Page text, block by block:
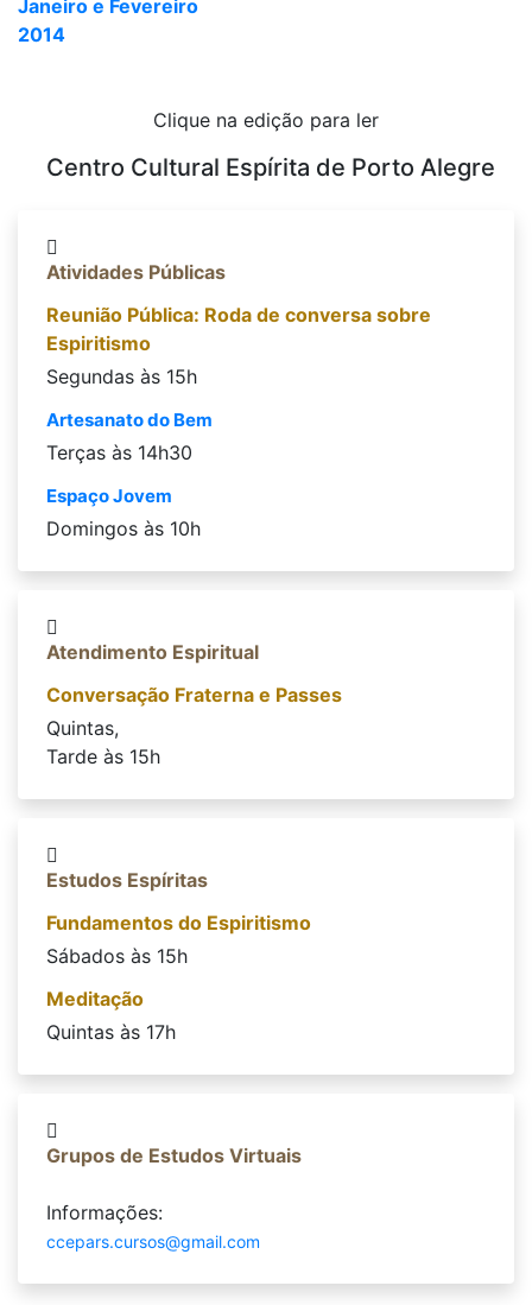
Janeiro e Fevereiro
2014
Clique na edição para ler
Centro Cultural Espírita de Porto Alegre
Atividades Públicas
Reunião Pública: Roda de conversa sobre
Espiritismo
Segundas às 15h
Artesanato do Bem
Terças às 14h30
Espaço Jovem
Domingos às 10h
Atendimento Espiritual
Conversação Fraterna e Passes
Quintas,
Tarde às 15h
Estudos Espíritas
Fundamentos do Espiritismo
Sábados às 15h
Meditação
Quintas às 17h
Grupos de Estudos Virtuais
Informações:
ccepars.cursos@gmail.com